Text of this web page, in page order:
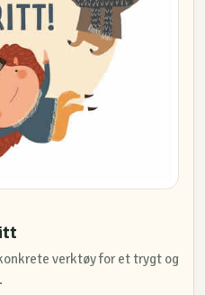
verktøy for et trygt og